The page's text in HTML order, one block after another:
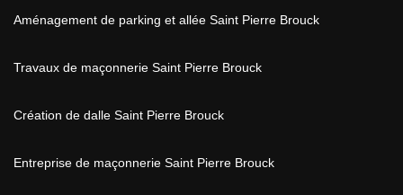
Aménagement de parking et allée Saint Pierre Brouck
Travaux de maçonnerie Saint Pierre Brouck
Création de dalle Saint Pierre Brouck
Entreprise de maçonnerie Saint Pierre Brouck